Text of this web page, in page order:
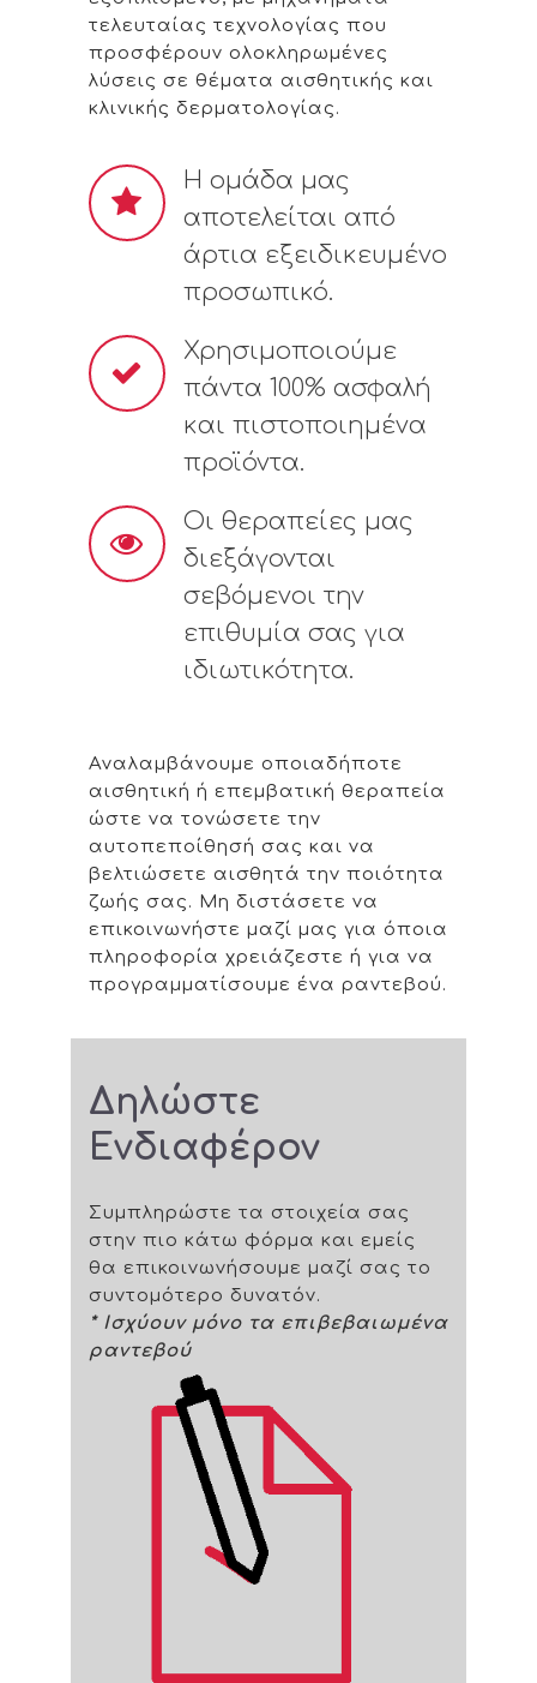
τελευταίας τεχνολογίας που
προσφέρουν ολοκληρωμένες
λύσεις σε θέματα αισθητικής και
κλινικής δερματολογίας.
Η ομάδα μας
αποτελείται από
άρτια εξειδικευμένο
προσωπικό.
Χρησιμοποιούμε
πάντα 100% ασφαλή
και πιστοποιημένα
προϊόντα.
Οι θεραπείες μας
διεξάγονται
σεβόμενοι την
επιθυμία σας για
ιδιωτικότητα.
Αναλαμβάνουμε οποιαδήποτε
αισθητική ή επεμβατική θεραπεία
ώστε να τονώσετε την
αυτοπεποίθησή σας και να
βελτιώσετε αισθητά την ποιότητα
ζωής σας. Μη διστάσετε να
επικοινωνήστε μαζί μας για όποια
πληροφορία χρειάζεστε ή για να
προγραμματίσουμε ένα ραντεβού.
Δηλώστε
Ενδιαφέρον
Συμπληρώστε τα στοιχεία σας
στην πιο κάτω φόρμα και εμείς
θα επικοινωνήσουμε μαζί σας το
συντομότερο δυνατόν.
* Ισχύουν μόνο τα επιβεβαιωμένα
ραντεβού